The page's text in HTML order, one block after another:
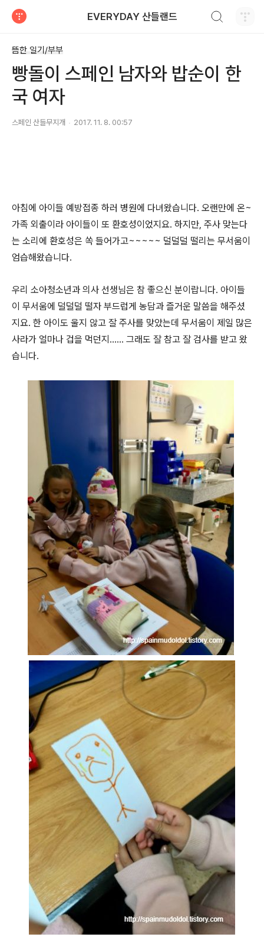
EVERYDAY 산들랜드
뜸한 일기/부부
빵돌이 스페인 남자와 밥순이 한
국 여자
스페인 산들무지개 2017. 11. 8. 00:57
아침에 아이들 예방접종 하러 병원에 다녀왔습니다. 오랜만에 온~
가족 외출이라 아이들이 또 환호성이었지요. 하지만, 주사 맞는다
는 소리에 환호성은 쏙 들어가고~~~~~ 덜덜덜 떨리는 무서움이
엄습해왔습니다.
우리 소아청소년과 의사 선생님은 참 좋으신 분이랍니다. 아이들
이 무서움에 덜덜덜 떨자 부드럽게 농담과 즐거운 말씀을 해주셨
지요. 한 아이도 울지 않고 잘 주사를 맞았는데 무서움이 제일 많은
사라가 얼마나 겁을 먹던지...... 그래도 잘 참고 잘 검사를 받고 왔
습니다.